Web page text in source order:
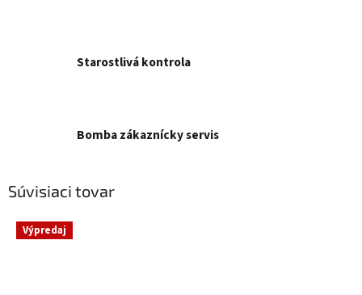
Starostlivá kontrola
Bomba zákaznícky servis
Súvisiaci tovar
Výpredaj